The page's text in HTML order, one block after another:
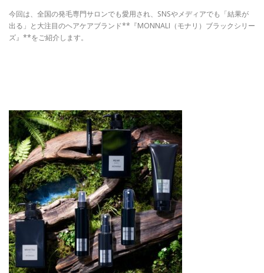
今回は、全国の発毛専門サロンでも愛用され、SNSやメディアでも「結果が
出る」と大注目のヘアケアブランド**『MONNALI（モナリ）ブラックシリー
ズ』**をご紹介します。